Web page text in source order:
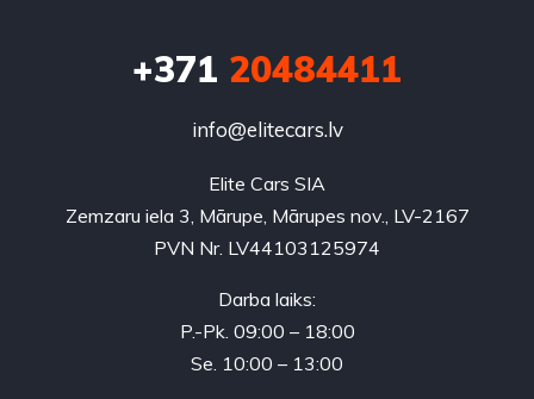
+371 20484411
info@elitecars.lv
Elite Cars SIA
Zemzaru iela 3, Mārupe, Mārupes nov., LV-2167
PVN Nr. LV44103125974
Darba laiks:
P.-Pk. 09:00 – 18:00
Se. 10:00 – 13:00